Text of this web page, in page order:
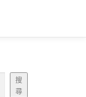
搜
尋